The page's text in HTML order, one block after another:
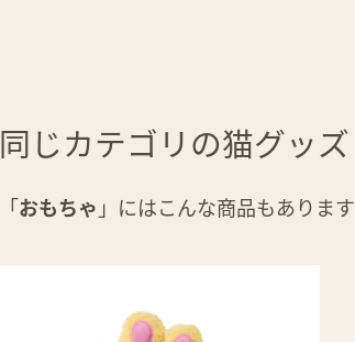
同じカテゴリの猫グッズ
「おもちゃ 」にはこんな商品もあります